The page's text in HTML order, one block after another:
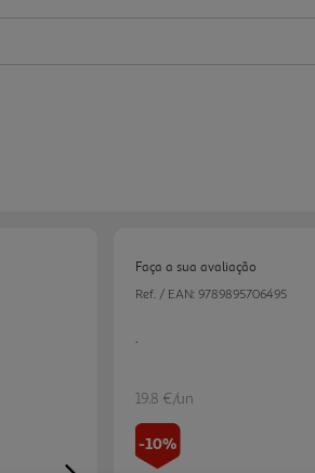
Faça a sua avaliação
Ref. / EAN: 9789895706495
.
19.8 €/un
-10%